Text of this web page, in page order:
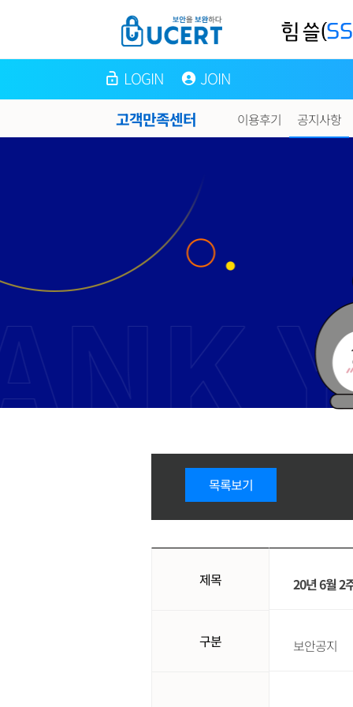
LOGIN
JOIN
고객만족센터
이용후기 공지사항
목록보기
제목 20년 6월 2
구분 보안공지